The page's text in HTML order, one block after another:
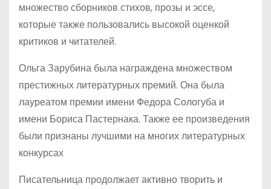
множество сборников стихов, прозы и эссе,
которые также пользовались высокой оценкой
критиков и читателей.
Ольга Зарубина была награждена множеством
престижных литературных премий. Она была
лауреатом премии имени Федора Сологуба и
имени Бориса Пастернака. Также ее произведения
были признаны лучшими на многих литературных
конкурсах
Писательница продолжает активно творить и